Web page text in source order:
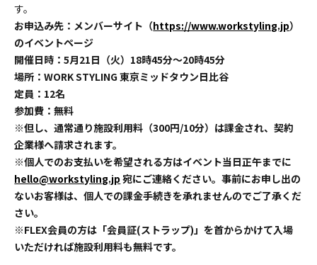
す。
お申込み先：メンバーサイト（https://www.workstyling.jp）
のイベントページ
開催日時：5月21日（火）18時45分〜20時45分
場所：WORK STYLING 東京ミッドタウン日比谷
定員：12名
参加費：無料
※但し、通常通り施設利用料（300円/10分）は課金され、契約
企業様へ請求されます。
※個人でのお支払いを希望される方はイベント当日正午までに
hello@workstyling.jp 宛にご連絡ください。事前にお申し出の
ないお客様は、個人での課金手続きを承れませんのでご了承くだ
さい。
※FLEX会員の方は「会員証(ストラップ)」を首からかけて入場
いただければ施設利用料も無料です。